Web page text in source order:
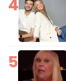
4
5